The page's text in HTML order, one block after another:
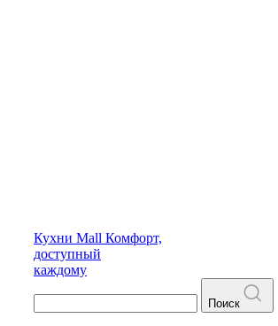
Кухни Mall Комфорт,
доступный
каждому
Поиск